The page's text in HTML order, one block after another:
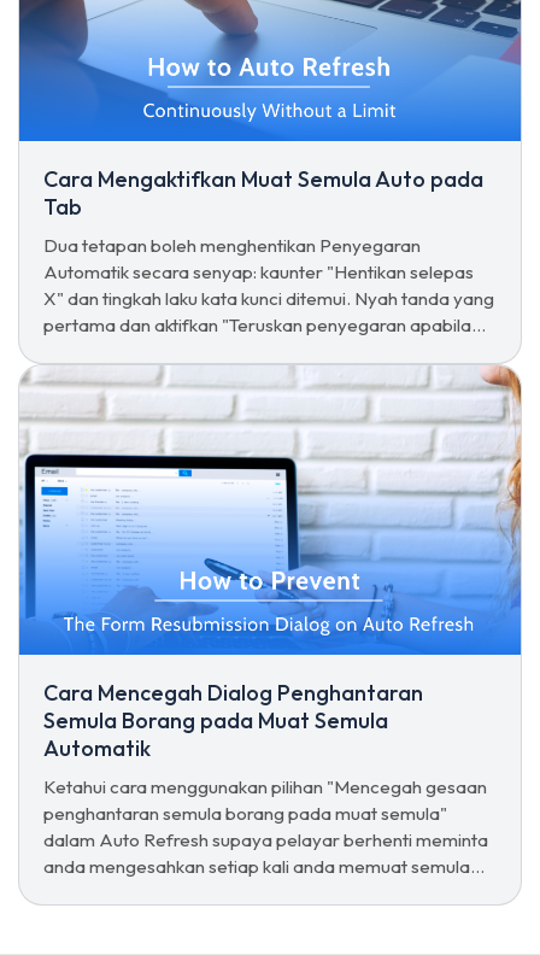
Cara Mengaktifkan Muat Semula Auto pada
Tab
Dua tetapan boleh menghentikan Penyegaran
Automatik secara senyap: kaunter "Hentikan selepas
X" dan tingkah laku kata kunci ditemui. Nyah tanda yang
pertama dan aktifkan "Teruskan penyegaran apabila
had.
Cara Mencegah Dialog Penghantaran
Semula Borang pada Muat Semula
Automatik
Ketahui cara menggunakan pilihan "Mencegah gesaan
penghantaran semula borang pada muat semula"
dalam Auto Refresh supaya pelayar berhenti meminta
anda mengesahkan setiap kali anda memuat semula